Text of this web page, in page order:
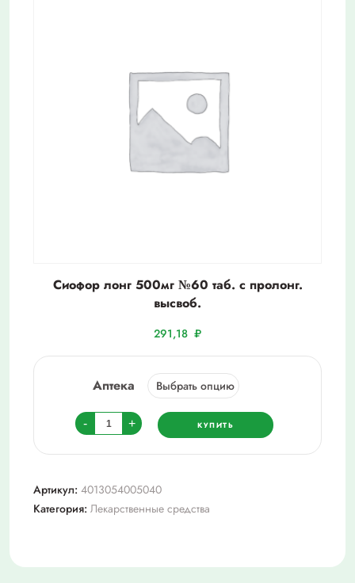
Сиофор лонг 500мг №60 таб. с пролонг.
высвоб.
291,18 ₽
Аптека
-
Количество
товара
Сиофор
500мг
№60
пролонг.
+ КУПИТЬ
Артикул: 4013054005040
Категория: Лекарственные средства